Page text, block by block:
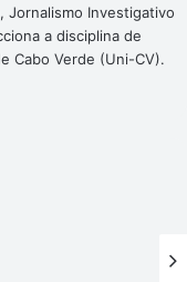
Jornalismo Investigativo
a disciplina de
Cabo Verde (Uni-CV).